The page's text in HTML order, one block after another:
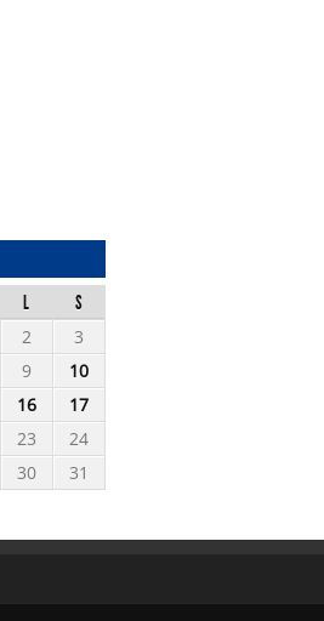
L
S
2
3
9
10
16
17
23
24
30
31